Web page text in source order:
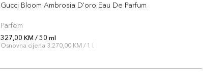
Gucci Bloom Ambrosia D'oro Eau De Parfum
Parfem
327,00 KM / 50 ml
Osnovna cijena 3.270,00 KM / 1 l